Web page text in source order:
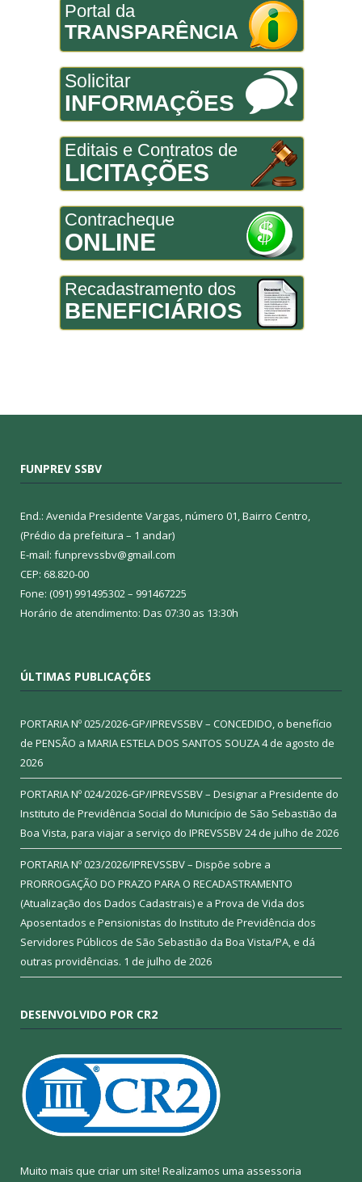
Portal da
TRANSPARÊNCIA
Solicitar
INFORMAÇÕES
Editais e Contratos de
LICITAÇÕES
Contracheque
ONLINE
Recadastramento dos
BENEFICIÁRIOS
FUNPREV SSBV
End.: Avenida Presidente Vargas, número 01, Bairro Centro,
(Prédio da prefeitura – 1 andar)
E-mail: funprevssbv@gmail.com
CEP: 68.820-00
Fone: (091) 991495302 – 991467225
Horário de atendimento: Das 07:30 as 13:30h
ÚLTIMAS PUBLICAÇÕES
PORTARIA Nº 025/2026-GP/IPREVSSBV – CONCEDIDO, o benefício
de PENSÃO a MARIA ESTELA DOS SANTOS SOUZA4 de agosto de
2026
PORTARIA Nº 024/2026-GP/IPREVSSBV – Designar a Presidente do
Instituto de Previdência Social do Município de São Sebastião da
Boa Vista, para viajar a serviço do IPREVSSBV24 de julho de 2026
PORTARIA Nº 023/2026/IPREVSSBV – Dispõe sobre a
PRORROGAÇÃO DO PRAZO PARA O RECADASTRAMENTO
(Atualização dos Dados Cadastrais) e a Prova de Vida dos
Aposentados e Pensionistas do Instituto de Previdência dos
Servidores Públicos de São Sebastião da Boa Vista/PA, e dá
outras providências. 1 de julho de 2026
DESENVOLVIDO POR CR2
Muito mais que criar um site! Realizamos uma assessoria